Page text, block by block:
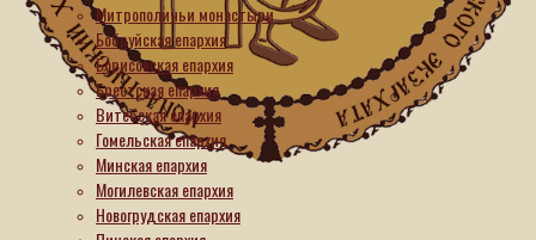
Митрополичьи монастыри
Бобруйская епархия
Борисовская епархия
Брестская епархия
Витебская епархия
Гомельская епархия
Минская епархия
Могилевская епархия
Новогрудская епархия
Монашеские
конференции
и
встречи